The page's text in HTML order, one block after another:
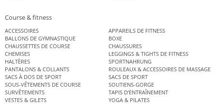
Course & fitness
ACCESSOIRES
APPAREILS DE FITNESS
BALLONS DE GYMNASTIQUE
BOXE
CHAUSSETTES DE COURSE
CHAUSSURES
CHEMISES
LEGGINGS & TIGHTS DE FITNESS
HALTÈRES
SPORTNAHRUNG
PANTALONS & COLLANTS
ROULEAUX & ACCESSOIRES DE MASSAGE
SACS À DOS DE SPORT
SACS DE SPORT
SOUS-VÊTEMENTS DE COURSE
SOUTIENS-GORGE
SURVÊTEMENTS
TAPIS D’ENTRAÎNEMENT
VESTES & GILETS
YOGA & PILATES